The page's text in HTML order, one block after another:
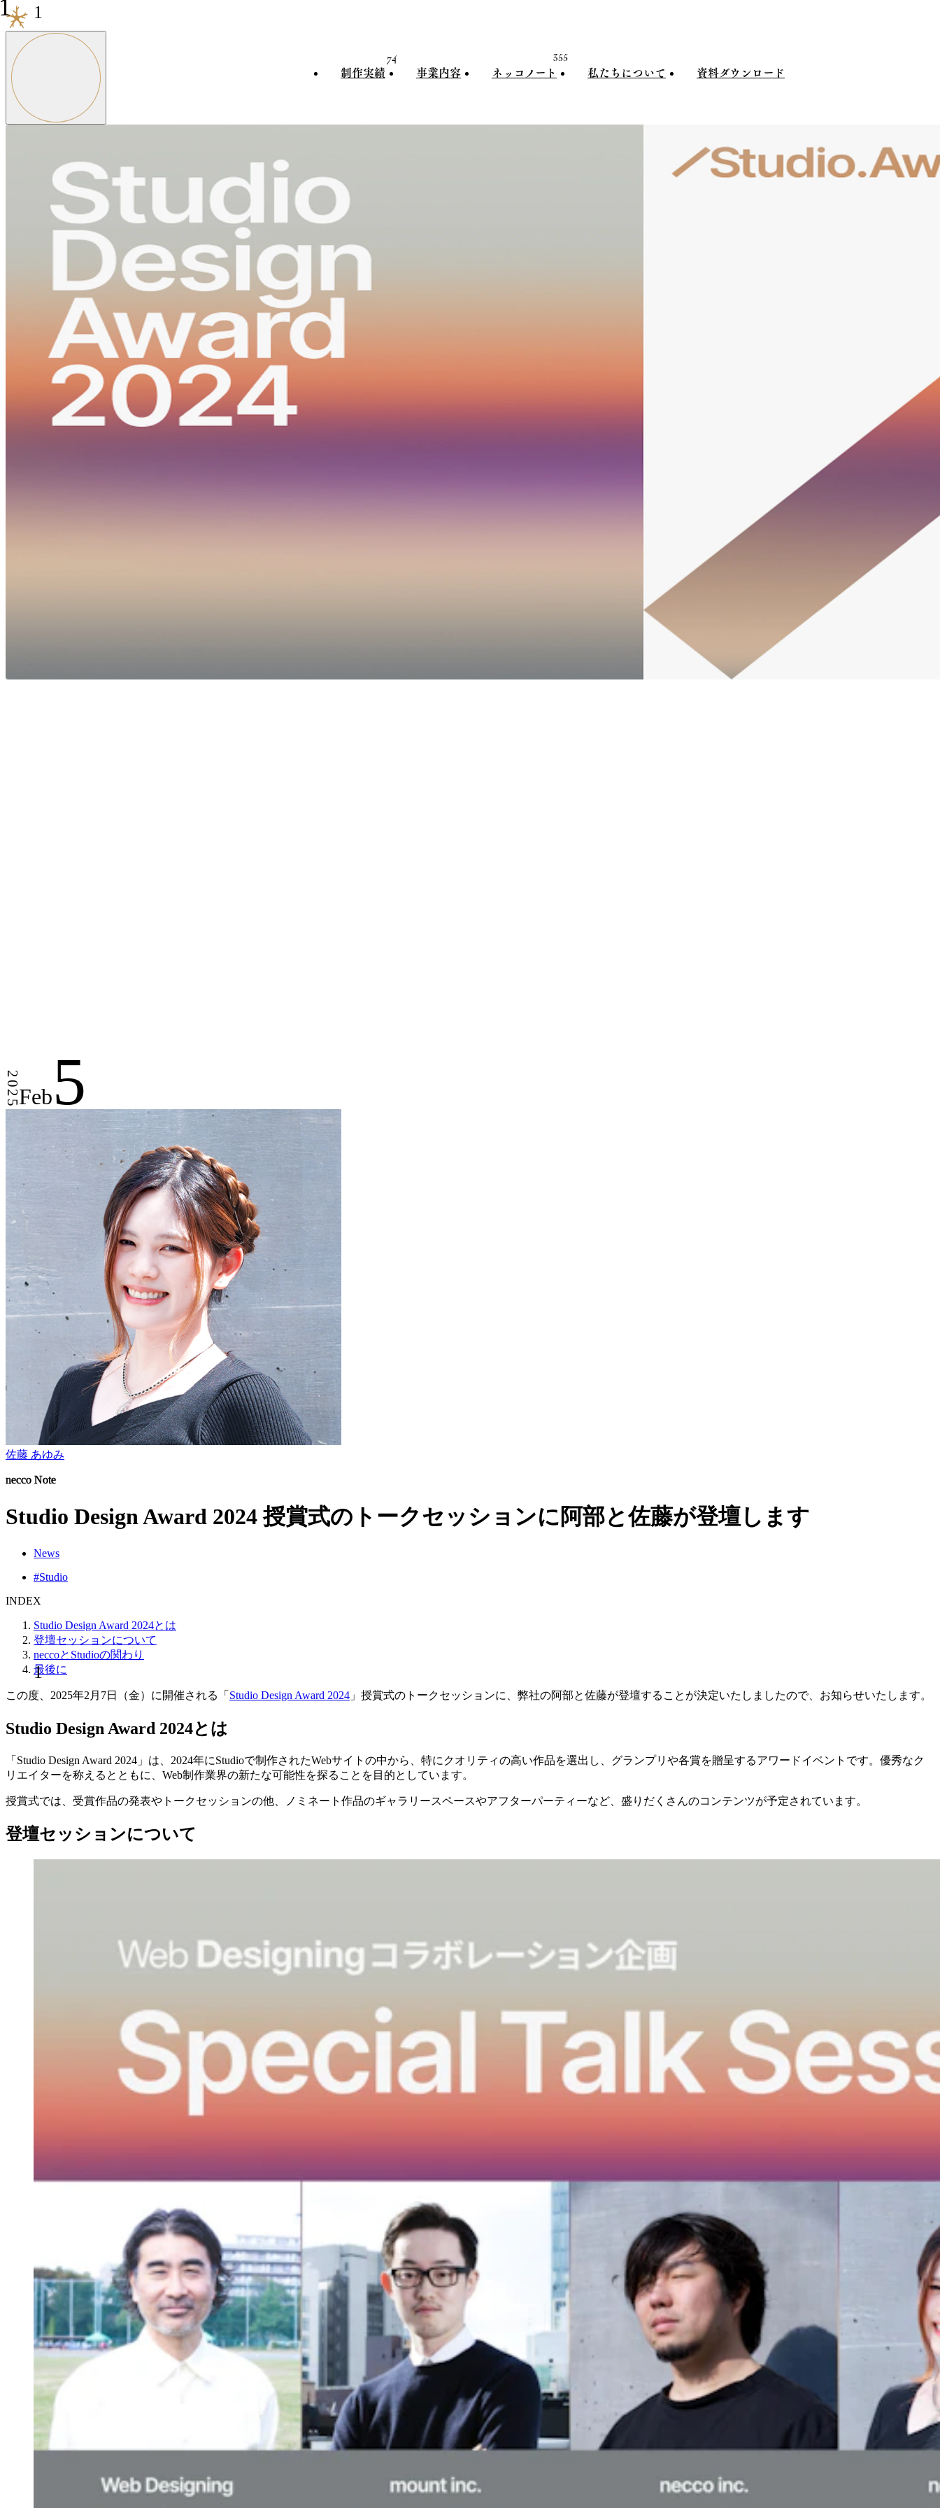
制作実績
74
事業内容 ネッコノート
355
私たちについて
私たちについて
資料ダウンロード
2025Feb5
佐藤 あゆみ
necco Note
Studio Design Award 2024 授賞式のトークセッションに阿部と佐藤が登壇します
News
#Studio
INDEX
Studio Design Award 2024とは
登壇セッションについて
neccoとStudioの関わり
最後に
この度、2025年2月7日（金）に開催される「 Studio Design Award 2024 」授賞式のトークセッションに、弊社の阿部と佐藤が登壇することが決定いたしましたので、お知らせいたします。
Studio Design Award 2024とは
「Studio Design Award 2024」は、2024年にStudioで制作されたWebサイトの中から、特にクオリティの高い作品を選出し、グランプリや各賞を贈呈するアワードイベントです。優秀なク
リエイターを称えるとともに、Web制作業界の新たな可能性を探ることを目的としています。
授賞式では、受賞作品の発表やトークセッションの他、ノミネート作品のギャラリースペースやアフターパーティーなど、盛りだくさんのコンテンツが予定されています。
登壇セッションについて